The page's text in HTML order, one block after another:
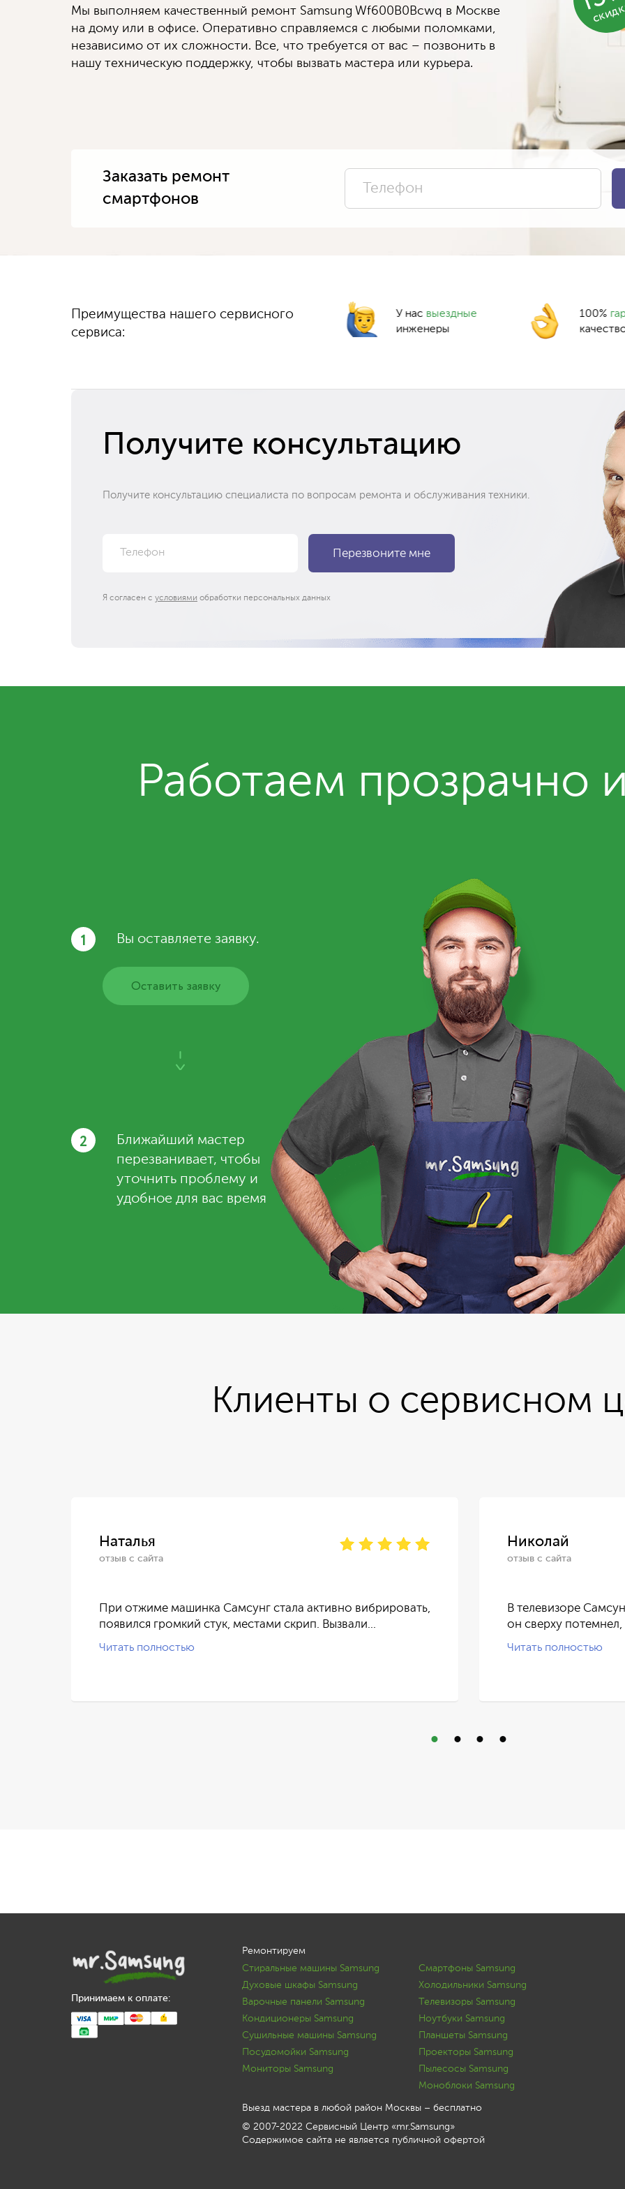
Мы выполняем качественный ремонт Samsung Wf600B0Bcwq в Москве
на дому или в офисе. Оперативно справляемся с любыми поломками,
независимо от их сложности. Все, что требуется от вас – позвонить в
нашу техническую поддержку, чтобы вызвать мастера или курьера.
Заказать ремонт
смартфонов
Преимущества нашего сервисного
сервиса:
гарантируем
качество
выполняем быстро
У нас выездные
инженеры
100%
Получите консультацию
Получите консультацию специалиста по вопросам ремонта и обслуживания техники.
Я согласен с условиями обработки персональных данных
Работаем прозрачно
1 Вы оставляете заявку.
Оставить заявку
2
Ближайший мастер
перезванивает, чтобы
уточнить проблему и
удобное для вас время
Клиенты о сервисном
Наталья
отзыв с сайта
При отжиме машинка Самсунг стала активно вибрировать,
появился громкий стук, местами скрип. Вызвали…
Читать полностью
Николай
отзыв с сайта
В телевизоре
он сверху
Читать полностью
Принимаем к оплате:
Ремонтируем
Стиральные машины Samsung
Смартфоны Samsung
Духовые шкафы Samsung
Холодильники Samsung
Варочные панели Samsung
Телевизоры Samsung
Кондиционеры Samsung
Ноутбуки Samsung
Сушильные машины Samsung
Планшеты Samsung
Посудомойки Samsung
Проекторы Samsung
Мониторы Samsung
Пылесосы Samsung
Моноблоки Samsung
Выезд мастера в любой район Москвы – бесплатно
© 2007-2022 Сервисный Центр «mr.Samsung»
Содержимое сайта не является публичной офертой